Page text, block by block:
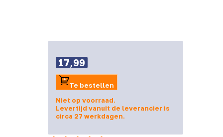
17,99
Te bestellen
Niet op voorraad.
Levertijd vanuit de leverancier is
circa 27 werkdagen.